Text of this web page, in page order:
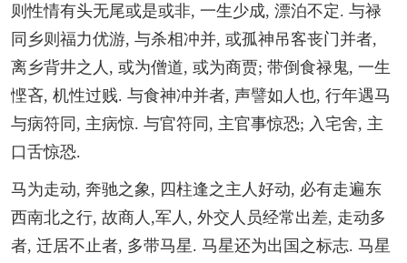
则性情有头无尾或是或非, 一生少成, 漂泊不定. 与禄
同乡则福力优游, 与杀相冲并, 或孤神吊客丧门并者,
离乡背井之人, 或为僧道, 或为商贾; 带倒食禄鬼, 一生
悭吝, 机性过贱. 与食神冲并者, 声譬如人也, 行年遇马
与病符同, 主病惊. 与官符同, 主官事惊恐; 入宅舍, 主
口舌惊恐.
马为走动, 奔驰之象, 四柱逢之主人好动, 必有走遍东
西南北之行, 故商人,军人, 外交人员经常出差, 走动多
者, 迁居不止者, 多带马星. 马星还为出国之标志. 马星